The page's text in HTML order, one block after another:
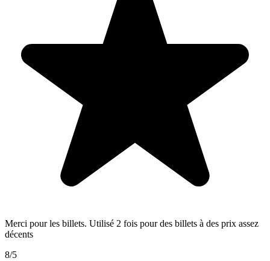
Merci pour les billets. Utilisé 2 fois pour des billets à des prix assez
décents
8/5